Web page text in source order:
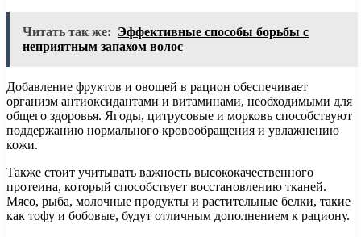
Читать так же: Эффективные способы борьбы с
неприятным запахом волос
Добавление фруктов и овощей в рацион обеспечивает
организм антиоксидантами и витаминами, необходимыми для
общего здоровья. Ягоды, цитрусовые и морковь способствуют
поддержанию нормального кровообращения и увлажнению
кожи.
Также стоит учитывать важность высококачественного
протеина, который способствует восстановлению тканей.
Мясо, рыба, молочные продукты и растительные белки, такие
как тофу и бобовые, будут отличным дополнением к рациону.